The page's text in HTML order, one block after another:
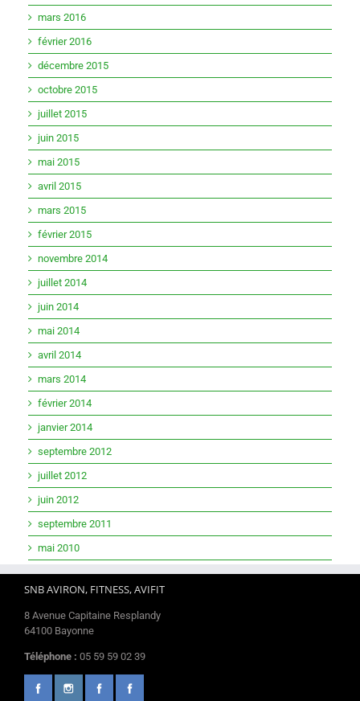
mars 2016
février 2016
décembre 2015
octobre 2015
juillet 2015
juin 2015
mai 2015
avril 2015
mars 2015
février 2015
novembre 2014
juillet 2014
juin 2014
mai 2014
avril 2014
mars 2014
février 2014
janvier 2014
septembre 2012
juillet 2012
juin 2012
septembre 2011
mai 2010
SNB AVIRON, FITNESS, AVIFIT
8 Avenue Capitaine Resplandy
64100 Bayonne
Téléphone : 05 59 59 02 39